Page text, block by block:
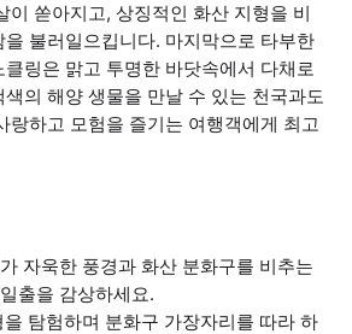
이 쏟아지고, 상징적인 화산 지형을 비
불러일으킵니다. 마지막으로 타부한
링은 맑고 투명한 바닷속에서 다채로
의 해양 생물을 만날 수 있는 천국과도
랑하고 모험을 즐기는 여행객에게 최고
자욱한 풍경과 화산 분화구를 비추는
출을 감상하세요.
탐험하며 분화구 가장자리를 따라 하